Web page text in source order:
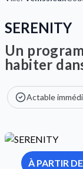
SERENITY
Un
habiter
Actable
À PARTIR